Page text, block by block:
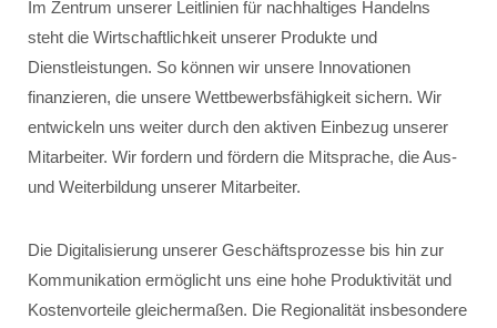
Im Zentrum unserer Leitlinien für nachhaltiges Handelns
steht die Wirtschaftlichkeit unserer Produkte und
Dienstleistungen. So können wir unsere Innovationen
finanzieren, die unsere Wettbewerbsfähigkeit sichern. Wir
entwickeln uns weiter durch den aktiven Einbezug unserer
Mitarbeiter. Wir fordern und fördern die Mitsprache, die Aus-
und Weiterbildung unserer Mitarbeiter.
Die Digitalisierung unserer Geschäftsprozesse bis hin zur
Kommunikation ermöglicht uns eine hohe Produktivität und
Kostenvorteile gleichermaßen. Die Regionalität insbesondere